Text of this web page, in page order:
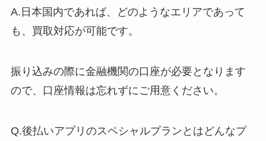
A.日本国内であれば、どのようなエリアであって
も、買取対応が可能です。
振り込みの際に金融機関の口座が必要となります
ので、口座情報は忘れずにご用意ください。
Q.後払いアプリのスペシャルプランとはどんなプ